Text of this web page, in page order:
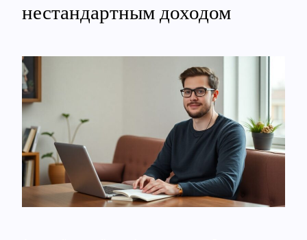
нестандартным доходом